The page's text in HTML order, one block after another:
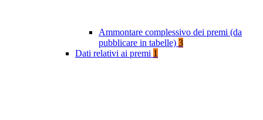
Ammontare complessivo dei premi (da
pubblicare in tabelle) 3
Dati relativi ai premi 1